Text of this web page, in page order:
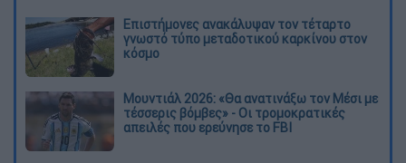
Επιστήμονες ανακάλυψαν τον τέταρτο
γνωστό τύπο μεταδοτικού καρκίνου στον
κόσμο
Μουντιάλ 2026: «Θα ανατινάξω τον Μέσι με
τέσσερις βόμβες» - Οι τρομοκρατικές
απειλές που ερεύνησε το FBI